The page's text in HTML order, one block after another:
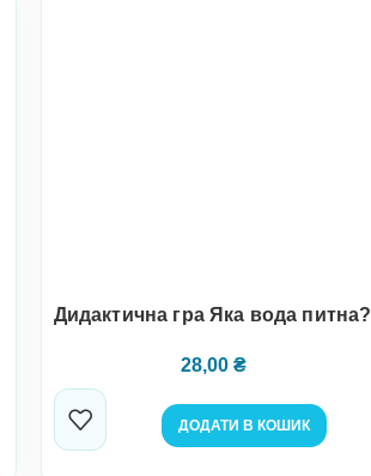
Дидактична гра Яка вода питна?
28,00 ₴
ДОДАТИ В КОШИК